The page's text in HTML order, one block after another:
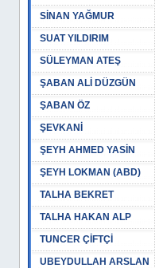
SİNAN YAĞMUR
SUAT YILDIRIM
SÜLEYMAN ATEŞ
ŞABAN ALİ DÜZGÜN
ŞABAN ÖZ
ŞEVKANİ
ŞEYH AHMED YASİN
ŞEYH LOKMAN (ABD)
TALHA BEKRET
TALHA HAKAN ALP
TUNCER ÇİFTÇİ
UBEYDULLAH ARSLAN